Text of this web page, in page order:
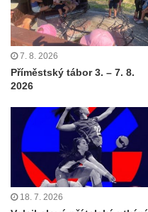
7. 8. 2026
Příměstský tábor 3. – 7. 8.
2026
18. 7. 2026